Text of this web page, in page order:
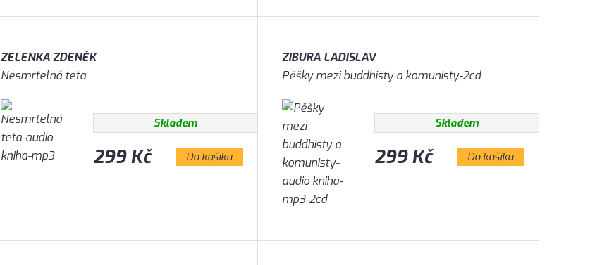
ZELENKA ZDENĚK
Nesmrtelná teta
Skladem
299 Kč Do košíku
ZIBURA LADISLAV
Pěšky mezi buddhisty a komunisty-2cd
Skladem
299 Kč Do košíku